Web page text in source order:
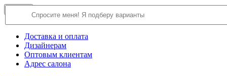
О компании
Доставка и оплата
Дизайнерам
Оптовым клиентам
Адрес салона